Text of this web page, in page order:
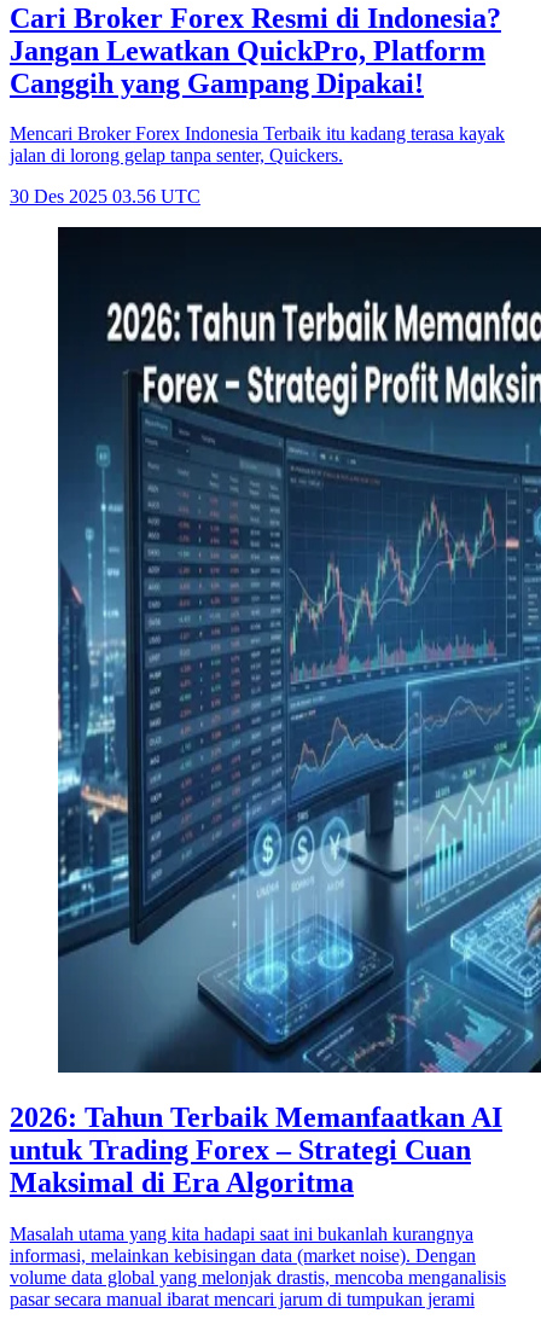
Cari Broker Forex Resmi di Indonesia?
Jangan Lewatkan QuickPro, Platform
Canggih yang Gampang Dipakai!
Mencari Broker Forex Indonesia Terbaik itu kadang terasa kayak
jalan di lorong gelap tanpa senter, Quickers.
30 Des 2025 03.56 UTC
2026: Tahun Terbaik Memanfaatkan AI
untuk Trading Forex – Strategi Cuan
Maksimal di Era Algoritma
Masalah utama yang kita hadapi saat ini bukanlah kurangnya
informasi, melainkan kebisingan data (market noise). Dengan
volume data global yang melonjak drastis, mencoba menganalisis
pasar secara manual ibarat mencari jarum di tumpukan jerami